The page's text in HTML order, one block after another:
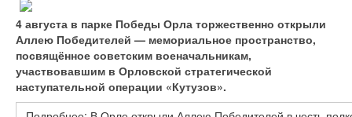
4 августа в парке Победы Орла торжественно открыли
Аллею Победителей — мемориальное пространство,
посвящённое советским военачальникам,
участвовавшим в Орловской стратегической
наступательной операции «Кутузов».